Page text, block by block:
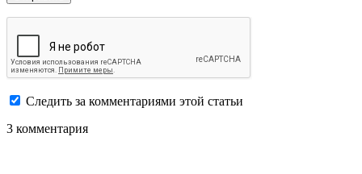
Следить за комментариями этой статьи
3 комментария